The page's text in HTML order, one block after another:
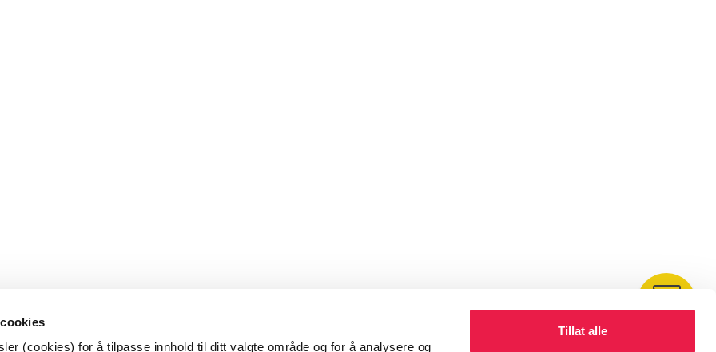
(cookies) for å tilpasse innhold til ditt valgte område og for å analysere og
Tillat alle
Kontakt